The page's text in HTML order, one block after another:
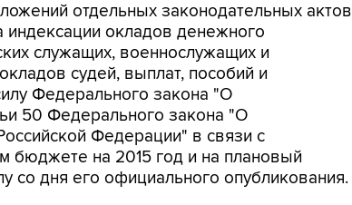
отдельных законодательных актов
индексации окладов денежного
служащих, военнослужащих и
судей, выплат, пособий и
Федерального закона "О
50 Федерального закона "О
Федерации" в связи с
на 2015 год и на плановый
со дня его официального опубликования.